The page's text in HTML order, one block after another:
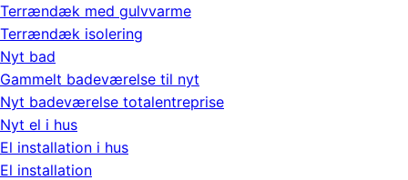
Terrændæk med gulvvarme
Terrændæk isolering
Nyt bad
Gammelt badeværelse til nyt
Nyt badeværelse totalentreprise
Nyt el i hus
El installation i hus
El installation